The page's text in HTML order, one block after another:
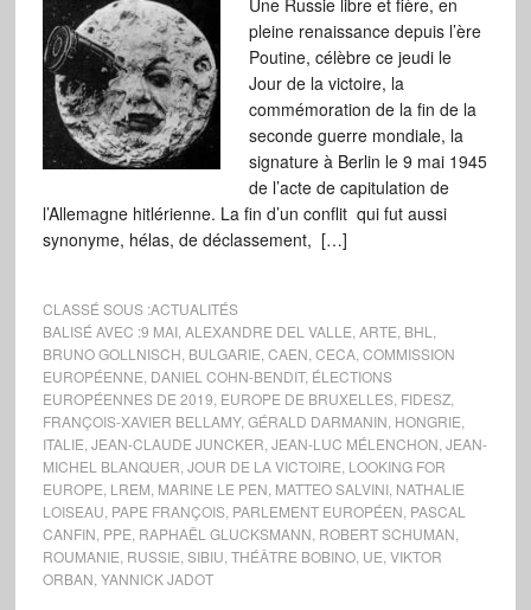
Une Russie libre et fière, en
pleine renaissance depuis l’ère
Poutine, célèbre ce jeudi le
Jour de la victoire, la
commémoration de la fin de la
seconde guerre mondiale, la
signature à Berlin le 9 mai 1945
de l’acte de capitulation de
l’Allemagne hitlérienne. La fin d’un conflit qui fut aussi
synonyme, hélas, de déclassement, […]
CLASSÉ SOUS :ACTUALITÉS
BALISÉ AVEC :9 MAI, ALEXANDRE DEL VALLE ARTE BHL
BRUNO GOLLNISCH BULGARIE CAEN CECA, COMMISSION
EUROPÉENNE DANIEL COHN-BENDIT, ÉLECTIONS
EUROPÉENNES DE 2019 EUROPE DE BRUXELLES, FIDESZ,
FRANÇOIS-XAVIER BELLAMY, GÉRALD DARMANIN HONGRIE
ITALIE JEAN-CLAUDE JUNCKER JEAN-LUC MÉLENCHON JEAN-
MICHEL BLANQUER JOUR DE LA VICTOIRE LOOKING FOR
EUROPE LREM MARINE LE PEN MATTEO SALVINI, NATHALIE
LOISEAU PAPE FRANÇOIS, PARLEMENT EUROPÉEN PASCAL
CANFIN PPE RAPHAËL GLUCKSMANN ROBERT SCHUMAN
ROUMANIE RUSSIE SIBIU THÉÂTRE BOBINO, UE VIKTOR
ORBAN YANNICK JADOT